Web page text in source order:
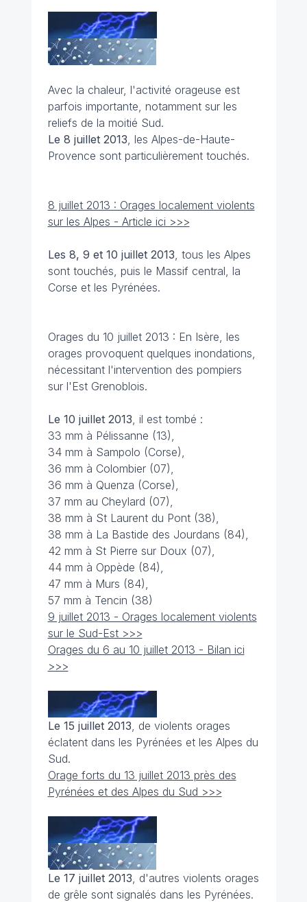
Avec la chaleur, l'activité orageuse est
parfois importante, notamment sur les
reliefs de la moitié Sud.
Le 8 juillet 2013, les Alpes-de-Haute-
Provence sont particulièrement touchés.
8 juillet 2013 : Orages localement violents
sur les Alpes - Article ici >>>
Les 8, 9 et 10 juillet 2013, tous les Alpes
sont touchés, puis le Massif central, la
Corse et les Pyrénées.
Orages du 10 juillet 2013 : En Isère, les
orages provoquent quelques inondations,
nécessitant l'intervention des pompiers
sur l'Est Grenoblois.
Le 10 juillet 2013, il est tombé :
33 mm à Pélissanne (13),
34 mm à Sampolo (Corse),
36 mm à Colombier (07),
36 mm à Quenza (Corse),
37 mm au Cheylard (07),
38 mm à St Laurent du Pont (38),
38 mm à La Bastide des Jourdans (84),
42 mm à St Pierre sur Doux (07),
44 mm à Oppède (84),
47 mm à Murs (84),
57 mm à Tencin (38)
9 juillet 2013 - Orages localement violents
sur le Sud-Est >>>
Orages du 6 au 10 juillet 2013 - Bilan ici
>>>
Le 15 juillet 2013, de violents orages
éclatent dans les Pyrénées et les Alpes du
Sud.
Orage forts du 13 juillet 2013 près des
Pyrénées et des Alpes du Sud >>>
Le 17 juillet 2013, d'autres violents orages
de grêle sont signalés dans les Pyrénées.